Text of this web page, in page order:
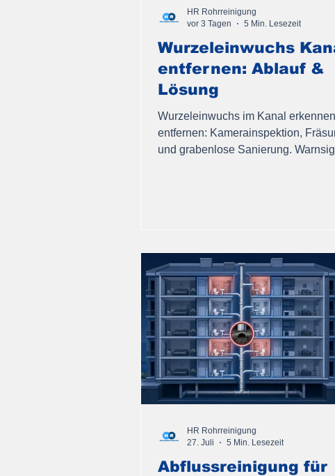
Wurzeleinwuchs
entfernen: Ablauf &
Lösung
Wurzeleinwuchs im Kanal erkennen
entfernen: Kamerainspektion,
und grabenlose Sanierung.
HR Rohrreinigung
vor 3 Tagen
5 Min. Lesezeit
Abflussreinigung für
HR Rohrreinigung
27. Juli
5 Min. Lesezeit